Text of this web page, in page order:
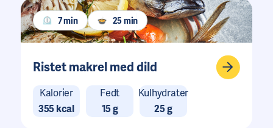
7 min 25 min
Ristet makrel med dild
Kalorier
355 kcal
Fedt
15 g
Kulhydrater
25 g